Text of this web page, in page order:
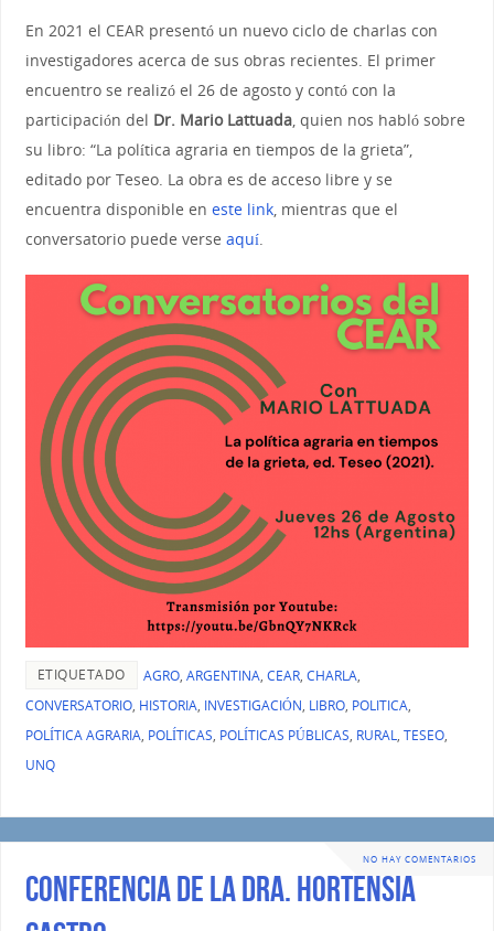
En 2021 el CEAR presentó un nuevo ciclo de charlas con
investigadores acerca de sus obras recientes. El primer
encuentro se realizó el 26 de agosto y contó con la
participación del Dr. Mario Lattuada, quien nos habló sobre
su libro: “La política agraria en tiempos de la grieta”,
editado por Teseo. La obra es de acceso libre y se
encuentra disponible en este link, mientras que el
conversatorio puede verse aquí.
ETIQUETADO AGRO, ARGENTINA, CEAR, CHARLA,
CONVERSATORIO, HISTORIA, INVESTIGACIÓN, LIBRO, POLITICA,
POLÍTICA AGRARIA, POLÍTICAS, POLÍTICAS PÚBLICAS, RURAL, TESEO,
UNQ
NO HAY COMENTARIOS
Conferencia de la Dra. Hortensia